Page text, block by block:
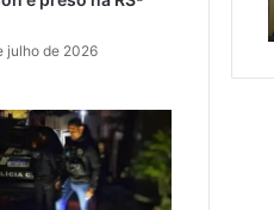
julho de 2026